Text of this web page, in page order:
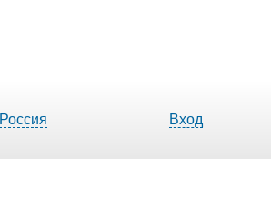
Россия Вход